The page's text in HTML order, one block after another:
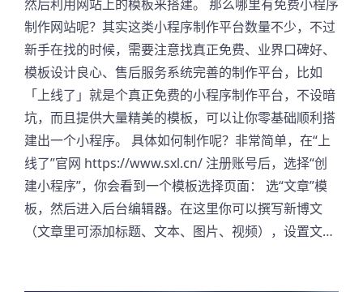
然后利用网站上的模板来搭建。 那么哪里有免费小程序
制作网站呢？其实这类小程序制作平台数量不少，不过
新手在找的时候，需要注意找真正免费、业界口碑好、
模板设计良心、售后服务系统完善的制作平台，比如
「上线了」就是个真正免费的小程序制作平台，不设暗
坑，而且提供大量精美的模板，可以让你零基础顺利搭
建出一个小程序。 具体如何制作呢？非常简单，在“上
线了”官网 https://www.sxl.cn/ 注册账号后，选择“创
建小程序”，你会看到一个模板选择页面： 选“文章”模
板，然后进入后台编辑器。在这里你可以撰写新博文
（文章里可添加标题、文本、图片、视频），设置文…